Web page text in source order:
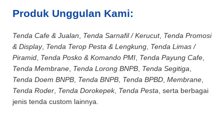
Produk Unggulan Kami:
Tenda Cafe & Jualan Tenda Sarnafil / Kerucut, Tenda Promosi
& Display, Tenda Terop Pesta & Lengkung Tenda Limas /
Piramid Tenda Posko & Komando PMI Tenda Payung Cafe
Tenda Membrane Tenda Lorong BNPB Tenda Segitiga
Tenda Doem BNPB Tenda BNPB Tenda BPBD Membrane
Tenda Roder Tenda Dorokepek, Tenda Pesta , serta berbagai
jenis tenda custom lainnya.